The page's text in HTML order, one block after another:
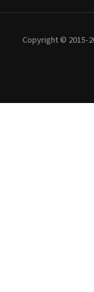
Copyright © 2015-